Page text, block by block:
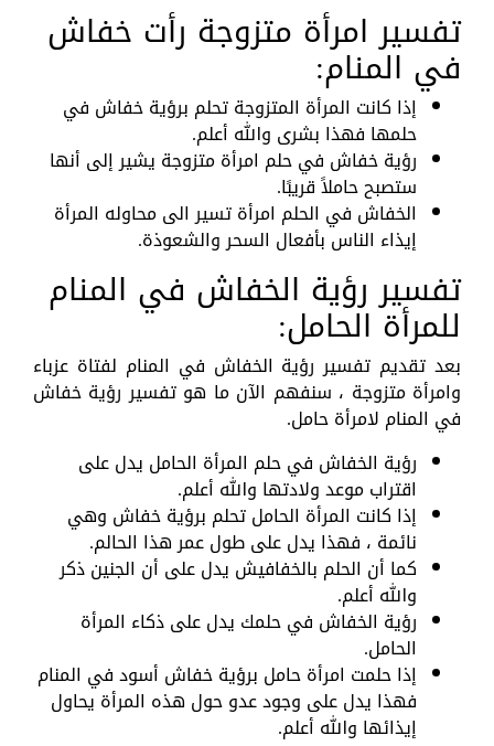
تفسير امرأة متزوجة رأت خفاش
في المنام:
إذا كانت المرأة المتزوجة تحلم برؤية خفاش في
حلمها فهذا بشرى والله أعلم.
رؤية خفاش في حلم امرأة متزوجة يشير إلى أنها
ستصبح حاملاً قريبًا.
الخفاش في الحلم امرأة تسير الى محاوله المرأة
إيذاء الناس بأفعال السحر والشعوذة.
تفسير رؤية الخفاش في المنام
للمرأة الحامل:
بعد تقديم تفسير رؤية الخفاش في المنام لفتاة عزباء
وامرأة متزوجة ، سنفهم الآن ما هو تفسير رؤية خفاش
في المنام لامرأة حامل.
رؤية الخفاش في حلم المرأة الحامل يدل على
اقتراب موعد ولادتها والله أعلم.
إذا كانت المرأة الحامل تحلم برؤية خفاش وهي
نائمة ، فهذا يدل على طول عمر هذا الحالم.
كما أن الحلم بالخفافيش يدل على أن الجنين ذكر
والله أعلم.
رؤية الخفاش في حلمك يدل على ذكاء المرأة
الحامل.
إذا حلمت امرأة حامل برؤية خفاش أسود في المنام
فهذا يدل على وجود عدو حول هذه المرأة يحاول
إيذائها والله أعلم.